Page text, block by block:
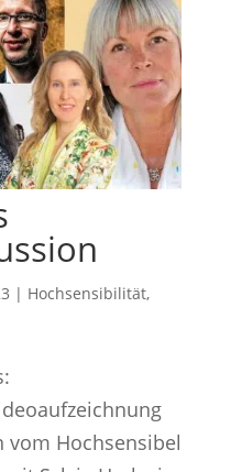
| Hochsensibilität,
vom Hochsensibel